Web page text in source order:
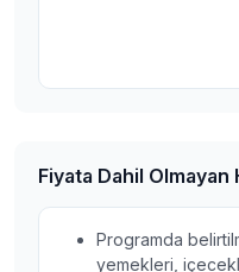
Fiyata Dahil Olmayan
Programda
yemekleri,